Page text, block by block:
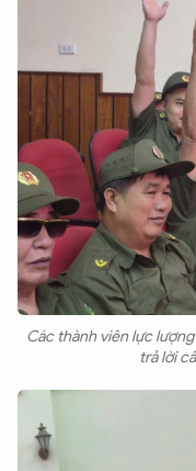
Các thành viên lực
trả lời